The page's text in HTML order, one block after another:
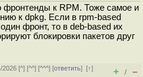
фронтенды к RPM. Тоже самое и
к dpkg. Если в rpm-based
фронт, то в deb-based их
блокировки пакетов друг
2026 [^] [^^] [^^^] [ответить][↑]
+ / –